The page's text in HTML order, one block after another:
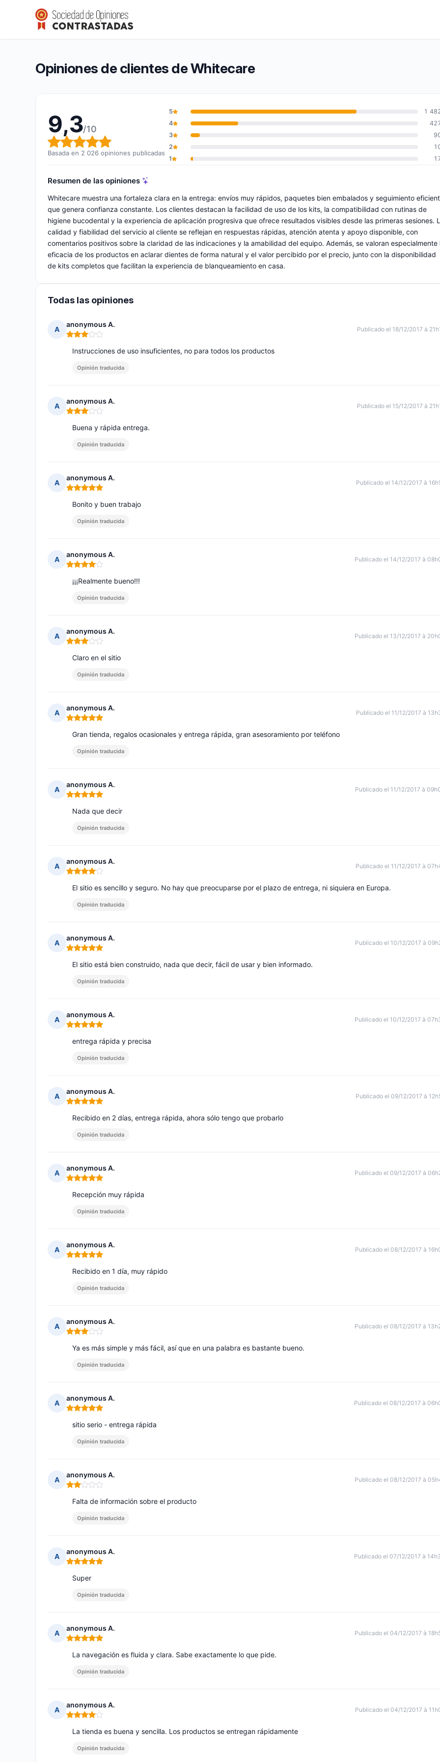
Whitecare
Calificación global: 9,3 de 10
9,3/10(2 026 opiniones)
Opiniones de clientes de Whitecare
9,3/10
Calificación global: 9,3 de 10
Basada en 2 026 opiniones publicadas
5
1
4
3
2
1
Resumen de las opiniones
Whitecare muestra una fortaleza clara en la entrega: envíos muy rápidos, paquetes bien embalados y seguimiento
que genera confianza constante. Los clientes destacan la facilidad de uso de los kits, la compatibilidad con rutinas de
higiene bucodental y la experiencia de aplicación progresiva que ofrece resultados visibles desde las primeras sesiones.
calidad y fiabilidad del servicio al cliente se reflejan en respuestas rápidas, atención atenta y apoyo disponible, con
comentarios positivos sobre la claridad de las indicaciones y la amabilidad del equipo. Además, se valoran especialmente
eficacia de los productos en aclarar dientes de forma natural y el valor percibido por el precio, junto con la disponibilidad
de kits completos que facilitan la experiencia de blanqueamiento en casa.
Todas las opiniones
A
anonymous A.
Nota: 3 de 5
Publicado el 18/12/2017 à
Instrucciones de uso insuficientes, no para todos los productos
Opinión traducida
A
anonymous A.
Nota: 3 de 5
Publicado el 15/12/2017 à
Buena y rápida entrega.
Opinión traducida
A
anonymous A.
Nota: 5 de 5
Publicado el 14/12/2017 à
Bonito y buen trabajo
Opinión traducida
A
anonymous A.
Nota: 4 de 5
Publicado el 14/12/2017 à
¡¡¡Realmente bueno!!!
Opinión traducida
A
anonymous A.
Nota: 3 de 5
Publicado el 13/12/2017 à
Claro en el sitio
Opinión traducida
A
anonymous A.
Nota: 5 de 5
Publicado el 11/12/2017 à
Gran tienda, regalos ocasionales y entrega rápida, gran asesoramiento por teléfono
Opinión traducida
A
anonymous A.
Nota: 5 de 5
Publicado el 11/12/2017 à
Nada que decir
Opinión traducida
A
anonymous A.
Nota: 4 de 5
Publicado el 11/12/2017 à
El sitio es sencillo y seguro. No hay que preocuparse por el plazo de entrega, ni siquiera en Europa.
Opinión traducida
A
anonymous A.
Nota: 5 de 5
Publicado el 10/12/2017 à
El sitio está bien construido, nada que decir, fácil de usar y bien informado.
Opinión traducida
A
anonymous A.
Nota: 5 de 5
Publicado el 10/12/2017 à
entrega rápida y precisa
Opinión traducida
A
anonymous A.
Nota: 5 de 5
Publicado el 09/12/2017 à
Recibido en 2 días, entrega rápida, ahora sólo tengo que probarlo
Opinión traducida
A
anonymous A.
Nota: 5 de 5
Publicado el 09/12/2017 à
Recepción muy rápida
Opinión traducida
A
anonymous A.
Nota: 5 de 5
Publicado el 08/12/2017 à
Recibido en 1 día, muy rápido
Opinión traducida
A
anonymous A.
Nota: 3 de 5
Publicado el 08/12/2017 à
Ya es más simple y más fácil, así que en una palabra es bastante bueno.
Opinión traducida
A
anonymous A.
Nota: 5 de 5
Publicado el 08/12/2017 à
sitio serio - entrega rápida
Opinión traducida
A
anonymous A.
Nota: 2 de 5
Publicado el 08/12/2017 à
Falta de información sobre el producto
Opinión traducida
A
anonymous A.
Nota: 5 de 5
Publicado el 07/12/2017 à
Super
Opinión traducida
A
anonymous A.
Nota: 5 de 5
Publicado el 04/12/2017 à
La navegación es fluida y clara. Sabe exactamente lo que pide.
Opinión traducida
A
anonymous A.
Nota: 4 de 5
Publicado el 04/12/2017 à
La tienda es buena y sencilla. Los productos se entregan rápidamente
Opinión traducida